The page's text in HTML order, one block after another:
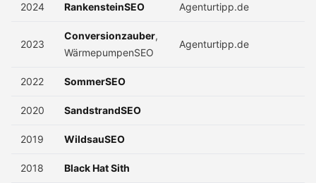
2024 RankensteinSEO Agenturtipp.de
2023
Conversionzauber,
WärmepumpenSEO
Agenturtipp.de
2022 SommerSEO
2020 SandstrandSEO
2019 WildsauSEO
2018 Black Hat Sith